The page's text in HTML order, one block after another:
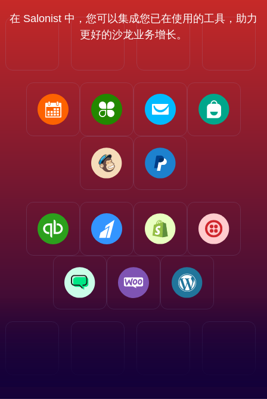
在 Salonist 中，您可以集成您已在使用的工具，助力
更好的沙龙业务增长。